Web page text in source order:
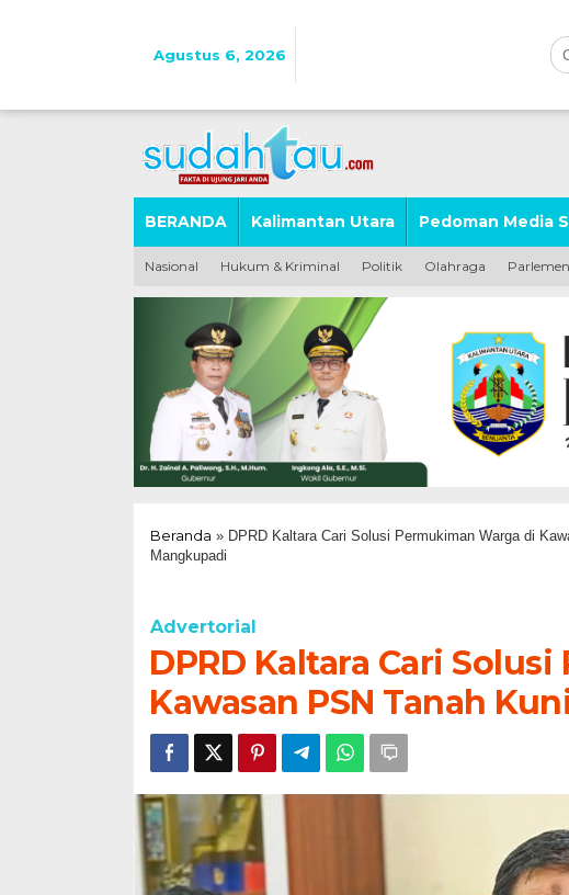
Agustus 6, 2026
BERANDA Kalimantan Utara Pedoman Media
Nasional Hukum & Kriminal Politik Olahraga Parlemen
Beranda » DPRD Kaltara Cari Solusi Permukiman Warga di
Mangkupadi
Advertorial
DPRD Kaltara Cari
Kawasan PSN Tanah